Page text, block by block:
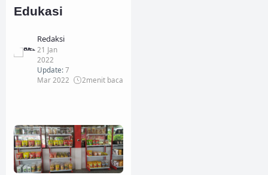
Edukasi
Redaksi
21 Jan
2022
Update:7
Mar 2022
2menit baca